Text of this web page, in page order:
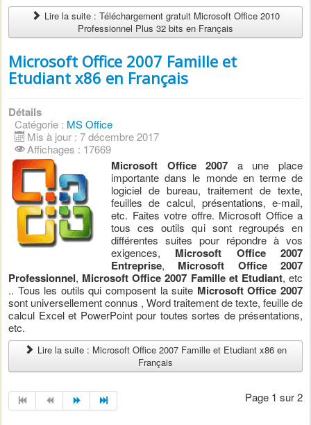
Lire la suite : Téléchargement gratuit Microsoft Office 2010
Professionnel Plus 32 bits en Français
Microsoft Office 2007 Famille et
Etudiant x86 en Français
Détails
Catégorie : MS Office
Mis à jour : 7 décembre 2017
Affichages : 17669
Microsoft Office 2007 a ​​une place
importante dans le monde en terme de
logiciel de bureau, traitement de texte,
feuilles de calcul, présentations, e-mail,
etc. Faites votre offre. Microsoft Office a
tous ces outils qui sont regroupés en
différentes suites pour répondre à vos
exigences, Microsoft Office 2007
Entreprise, Microsoft Office 2007
Professionnel, Microsoft Office 2007 Famille et Etudiant, etc
.. Tous les outils qui composent la suite Microsoft Office 2007
sont universellement connus , Word traitement de texte, feuille de
calcul Excel et PowerPoint pour toutes sortes de présentations,
etc.
Lire la suite : Microsoft Office 2007 Famille et Etudiant x86 en
Français
Page 1 sur 2